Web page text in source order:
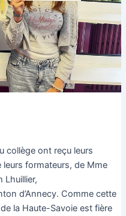
collège ont reçu leurs
leurs formateurs, de Mme
Lhuillier,
d’Annecy. Comme cette
la Haute-Savoie est fière